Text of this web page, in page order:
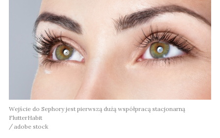
Wejście do Sephory jest pierwszą dużą współpracą stacjonarną
FlutterHabit
adobe stock